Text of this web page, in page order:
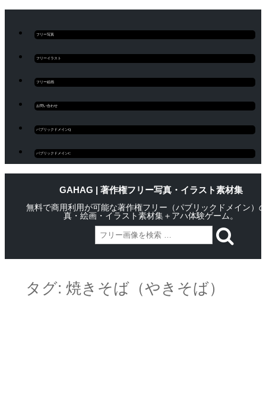
フリー写真
フリーイラスト
フリー絵画
お問い合わせ
パブリックドメインQ
パブリックドメインC
GAHAG | 著作権フリー写真・イラスト素材集
無料で商用利用が可能な著作権フリー（パブリックドメイン）
真・絵画・イラスト素材集＋アハ体験ゲーム。
contentタグ: 焼きそば（やきそば）